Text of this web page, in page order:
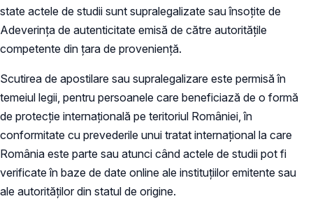
state actele de studii sunt supralegalizate sau însoțite de
Adeverința de autenticitate emisă de către autoritățile
competente din țara de proveniență.
Scutirea de apostilare sau supralegalizare este permisă în
temeiul legii, pentru persoanele care beneficiază de o formă
de protecție internațională pe teritoriul României, în
conformitate cu prevederile unui tratat internațional la care
România este parte sau atunci când actele de studii pot fi
verificate în baze de date online ale instituțiilor emitente sau
ale autorităților din statul de origine.